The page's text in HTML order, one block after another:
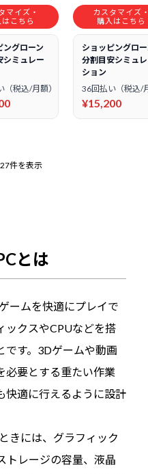
マイズ・
はこちら
ングローン
シミュレー
（税込/月額）
カスタマイズ
購入はこちら
ショッピングロ
分割目安シミュ
ション
36回払い（税込/
¥15,200
件を表示
とは
ームを快適にプレイで
ックスやCPUなどを搭
です。3Dゲームや動画
必要とする重たい作業
快適に行えるように設計
きには、グラフィック
トレージの容量、液晶